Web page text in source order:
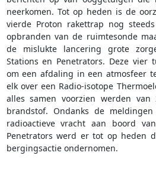
neerkomen. Tot op heden is de
vierde Proton rakettrap nog
opbranden van de ruimtesonde
de mislukte lancering grote
Stations en Penetrators. Deze vier
om een afdaling in een atmosfeer
elk over een Radio-isotope
alles samen voorzien werden
brandstof. Ondanks de
radioactieve vracht aan boord
Penetrators werd er tot op heden
bergingsactie ondernomen.